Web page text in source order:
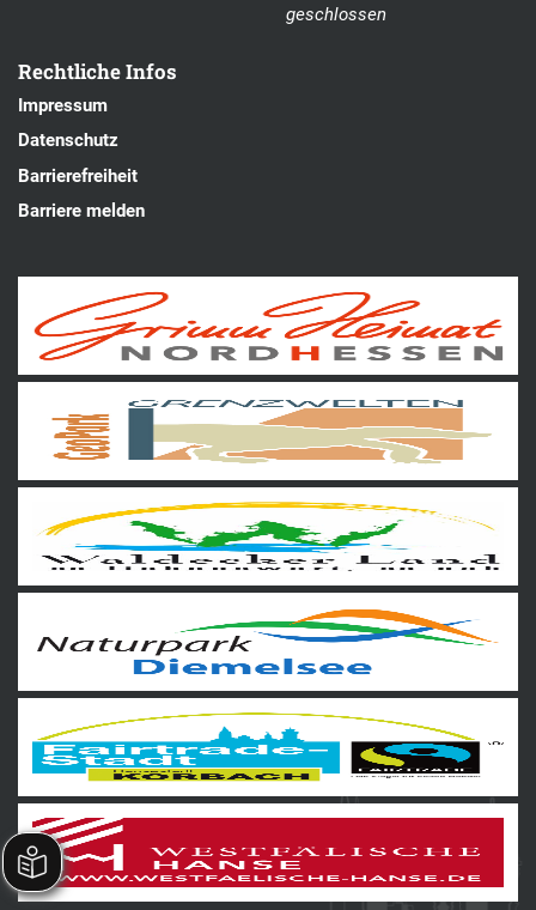
geschlossen
Rechtliche Infos
Impressum
Datenschutz
Barrierefreiheit
Barriere melden